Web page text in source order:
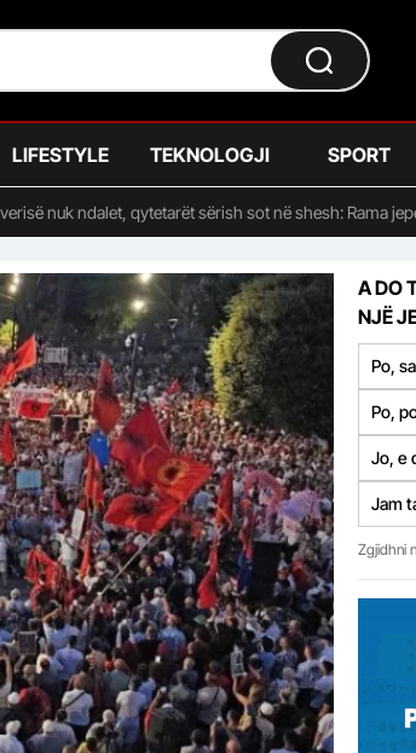
LIFESTYLE TEKNOLOGJI SPORT
nuk ndalet, qytetarët sërish sot në shesh: Rama
A DO
NJË
Po,
Po,
Jo, e
Jam
Zgjidhni